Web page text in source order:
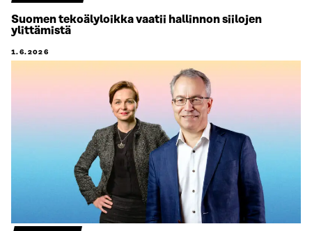
Suomen tekoälyloikka vaatii hallinnon siilojen
ylittämistä
1.6.2026